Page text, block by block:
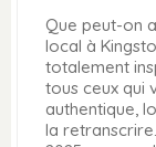
Que peut-on
local à
totalement
tous ceux qui
authentique,
la